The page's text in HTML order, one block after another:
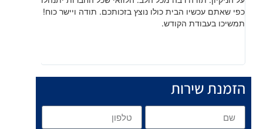
כפי שאתם עכשיו הבית כולו נוצץ בזכותכם. תודה ויישר כוח!
תמשיכו בעבודת הקודש.
הזמנת שירות